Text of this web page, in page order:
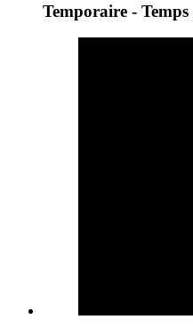
Temporaire - Temps